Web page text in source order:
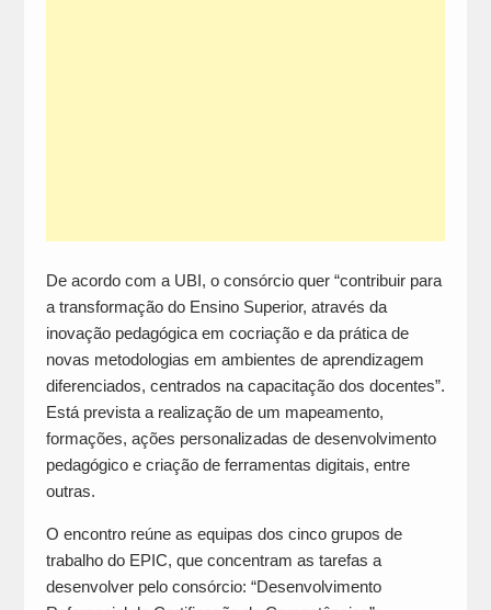
De acordo com a UBI, o consórcio quer “contribuir para
a transformação do Ensino Superior, através da
inovação pedagógica em cocriação e da prática de
novas metodologias em ambientes de aprendizagem
diferenciados, centrados na capacitação dos docentes”.
Está prevista a realização de um mapeamento,
formações, ações personalizadas de desenvolvimento
pedagógico e criação de ferramentas digitais, entre
outras.
O encontro reúne as equipas dos cinco grupos de
trabalho do EPIC, que concentram as tarefas a
desenvolver pelo consórcio: “Desenvolvimento